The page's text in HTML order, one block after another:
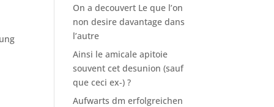
On a decouvert Le que l’on
non desire davantage dans
l’autre
Ainsi le amicale apitoie
souvent cet desunion (sauf
que ceci ex-) ?
Aufwarts dm erfolgreichen